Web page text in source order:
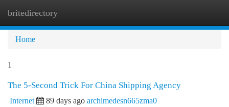
britedirectory
Home
1
The 5-Second Trick For China Shipping Agency
Internet 89 days ago archimedesn665zma0